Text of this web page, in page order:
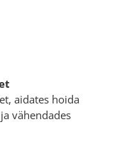
aidates hoida
vähendades